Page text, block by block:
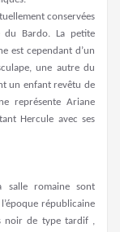
conservées
du Bardo. La petite
est cependant d’un
une autre du
un enfant revêtu de
représente Ariane
Hercule avec ses
salle romaine sont
républicaine
noir de type tardif ,